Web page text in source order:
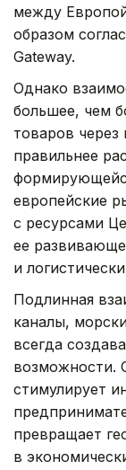
между
образом
Gateway.
Однако
большее, чем
товаров
правильнее
европейские
с ресурсами
ее
и
Подлинная
каналы,
всегда
возможности.
стимулирует
превращает
в